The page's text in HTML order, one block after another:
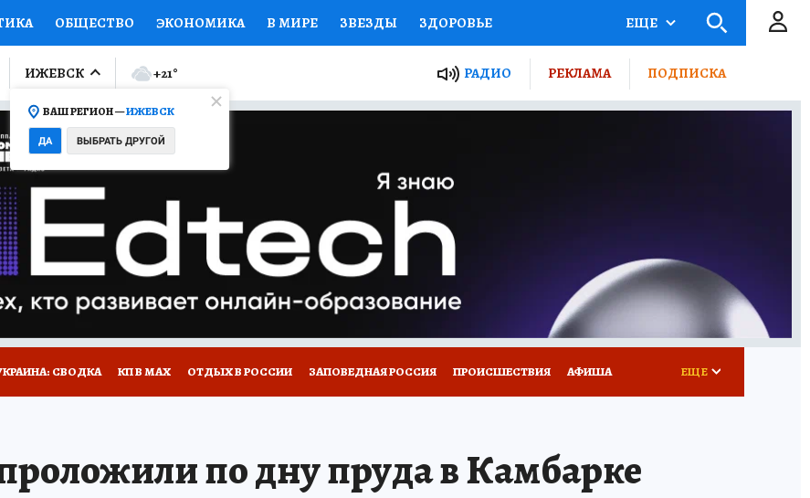
ОБЩЕСТВО ЭКОНОМИКА В МИРЕ ЗВЕЗДЫ ЗДОРОВЬЕ
ПРОИСШЕСТВИЯ НАЦИОНАЛЬНЫЕ ПРОЕКТЫ РОССИИ
ОТКРЫВАЕМ МИР Я ЗНАЮ СЕМЬЯ ЖЕНСКИЕ СЕКРЕТЫ ПУТЕВОДИТЕЛЬ
ПРОМОКОДЫ СЕРИАЛЫ
КОЛЛЕКЦИИ КОНКУРСЫ ГИД ПОТРЕБИТЕЛЯ
ЕЩЕ
ИЖЕВСК
ВАШ РЕГИОН —ИЖЕВСК
ДА ВЫБРАТЬ ДРУГОЙ
+21° РАДИО РЕКЛАМА ПОДПИСКА
СВОДКА КП В МАХ ОТДЫХ В РОССИИ ЗАПОВЕДНАЯ РОССИЯ ПРОИСШЕСТВИЯ АФИША
И РЕМОНТУ
ЕЩЕ
по дну пруда в Камбарке